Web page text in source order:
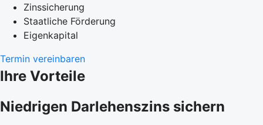
Zinssicherung
Staatliche Förderung
Eigenkapital
Termin vereinbaren
Ihre Vorteile
Niedrigen Darlehenszins sichern